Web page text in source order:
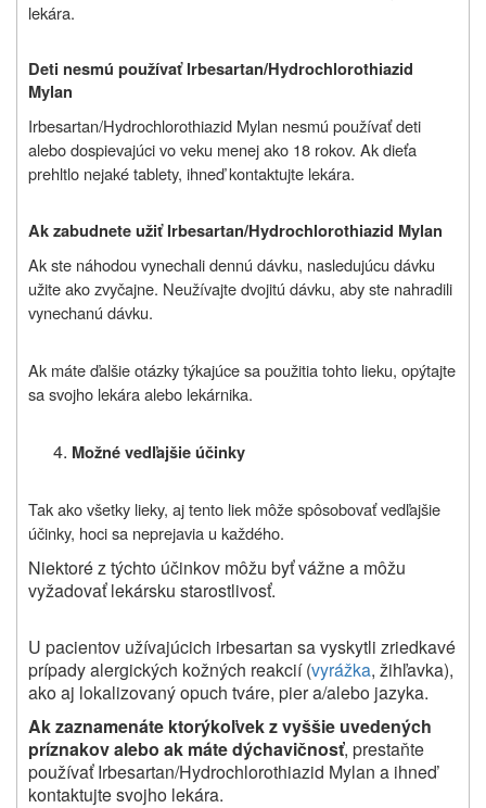
lekára.
Deti nesmú používať Irbesartan/Hydrochlorothiazid
Mylan
Irbesartan/Hydrochlorothiazid Mylan nesmú používať deti
alebo dospievajúci vo veku menej ako 18 rokov. Ak dieťa
prehltlo nejaké tablety, ihneď kontaktujte lekára.
Ak zabudnete užiť Irbesartan/Hydrochlorothiazid Mylan
Ak ste náhodou vynechali dennú dávku, nasledujúcu dávku
užite ako zvyčajne. Neužívajte dvojitú dávku, aby ste nahradili
vynechanú dávku.
Ak máte ďalšie otázky týkajúce sa použitia tohto lieku, opýtajte
sa svojho lekára alebo lekárnika.
Možné vedľajšie účinky
Tak ako všetky lieky, aj tento liek môže spôsobovať vedľajšie
účinky, hoci sa neprejavia u každého.
Niektoré z týchto účinkov môžu byť vážne a môžu
vyžadovať lekársku starostlivosť.
U pacientov užívajúcich irbesartan sa vyskytli zriedkavé
prípady alergických kožných reakcií (vyrážka, žihľavka),
ako aj lokalizovaný opuch tváre, pier a/alebo jazyka.
Ak zaznamenáte ktorýkoľvek z vyššie uvedených
príznakov alebo ak máte dýchavičnosť, prestaňte
používať Irbesartan/Hydrochlorothiazid Mylan a ihneď
kontaktujte svojho lekára.